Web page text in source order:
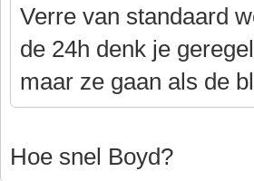
Verre van standaard
de 24h denk je
maar ze gaan als de
Hoe snel Boyd?